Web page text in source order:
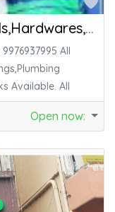
Magesh Boopathy Electricals,Hardwares,Lathe Welding & Rewinding Work
All
Available. All
Open now: